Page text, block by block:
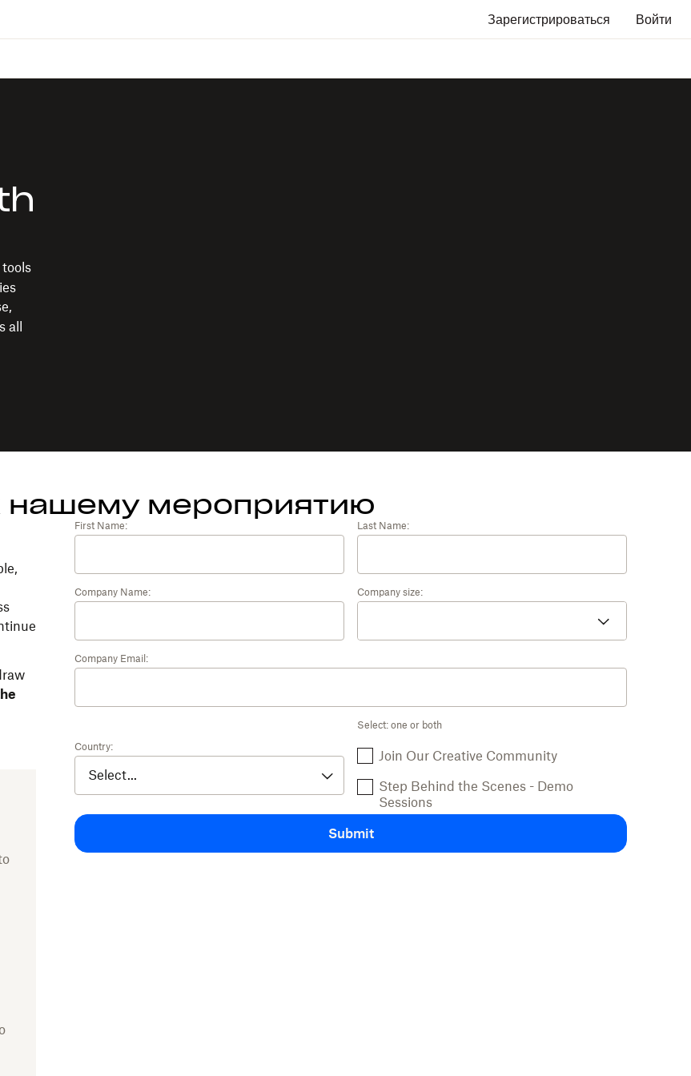
Зарегистрироваться Войти
all
нашему мероприятию
First Name: Last Name:
Company Email:
Company Name: Company size:
Country:
Select: one or both
Join Our Creative Community
Step Behind the Scenes - Demo
Sessions
Submit